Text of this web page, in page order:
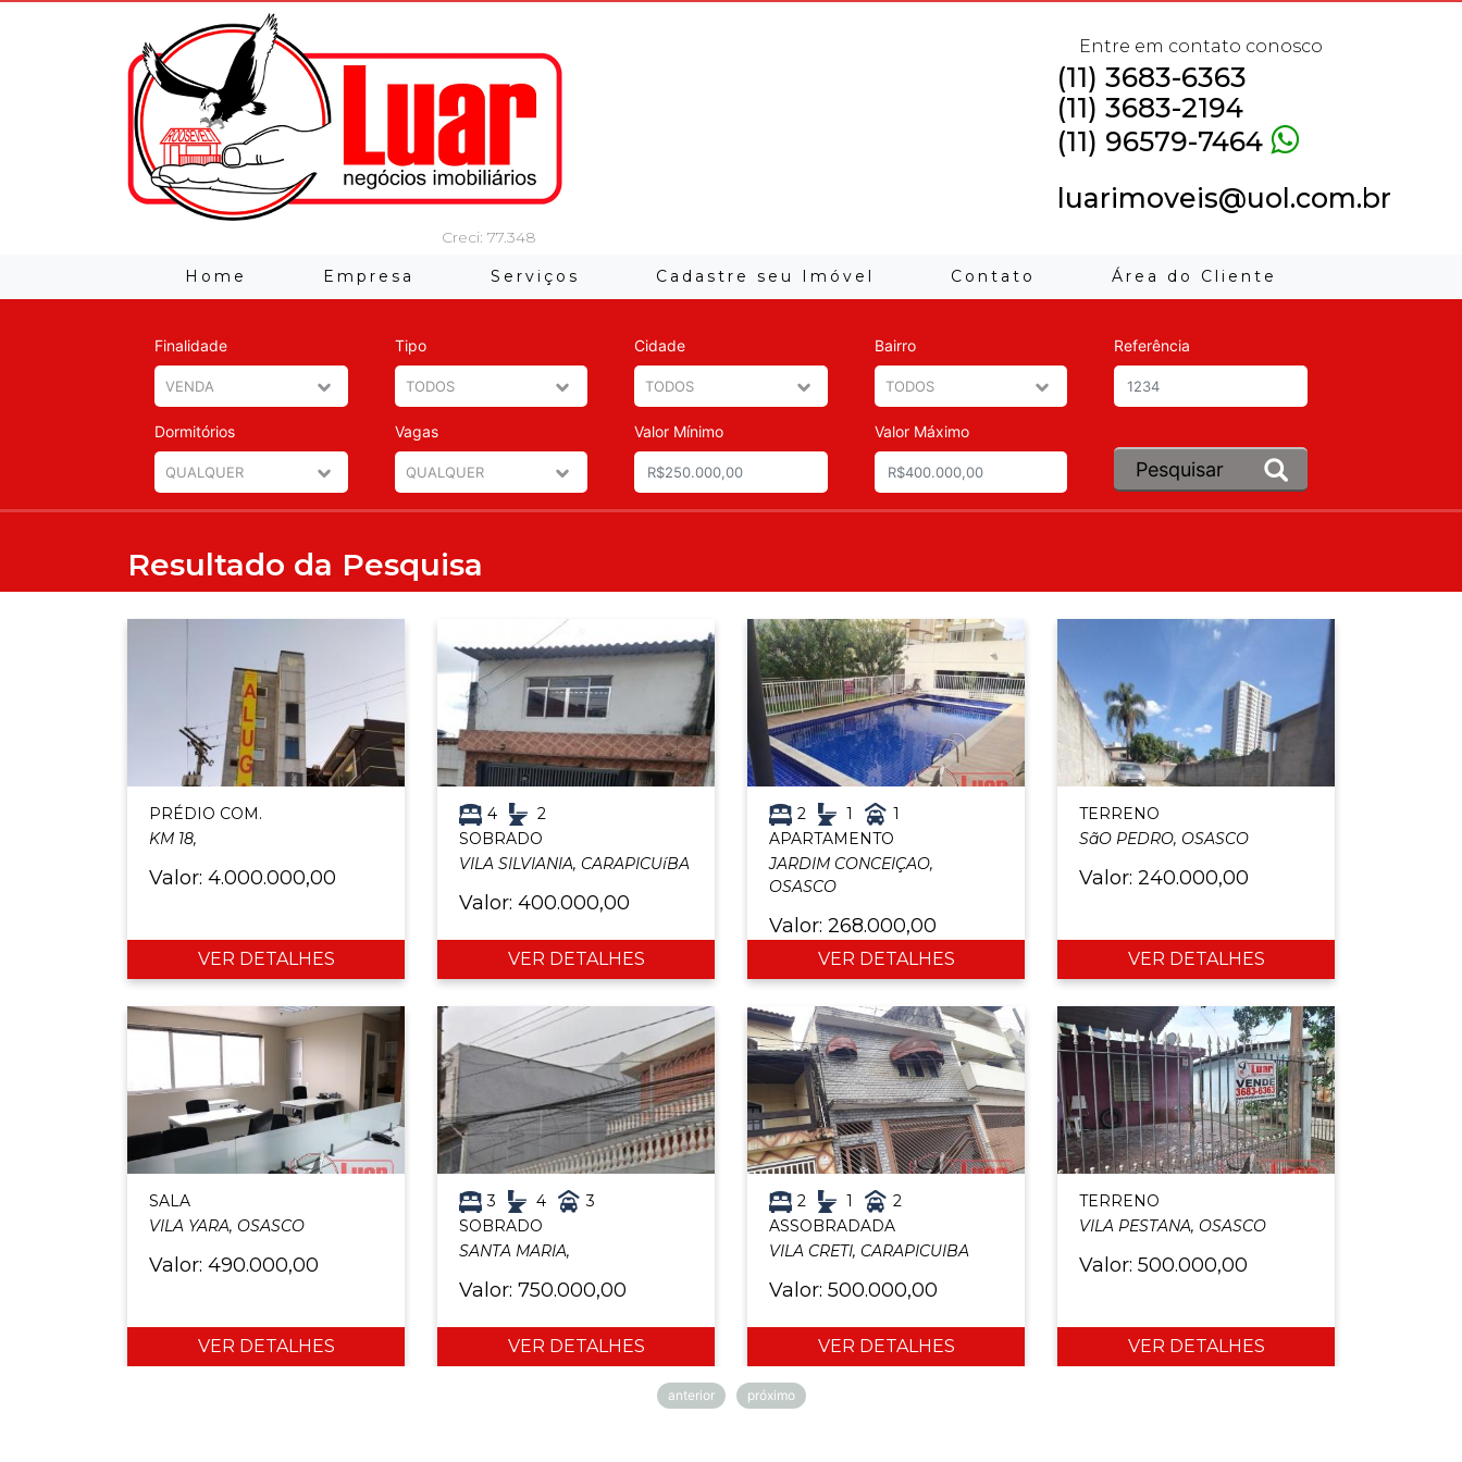
Creci: 77.348
Entre em contato conosco
(11) 3683-6363
(11) 3683-2194
(11) 96579-7464
luarimoveis@uol.com.br
Home Empresa Serviços Cadastre seu Imóvel Contato Área do Cliente
Finalidade Tipo Cidade Bairro Referência
Dormitórios Vagas Valor Mínimo Valor Máximo
Resultado da Pesquisa
PRÉDIO COM.
KM 18,
Valor: 4.000.000,00
VER DETALHES
4
2
SOBRADO
VILA SILVIANIA, CARAPICUíBA
Valor: 400.000,00
VER DETALHES
2 1
1
APARTAMENTO
JARDIM CONCEIÇAO,
OSASCO
Valor: 268.000,00
VER DETALHES
TERRENO
SãO PEDRO, OSASCO
Valor: 240.000,00
VER DETALHES
SALA
VILA YARA, OSASCO
Valor: 490.000,00
VER DETALHES
3 4
3
SOBRADO
SANTA MARIA,
Valor: 750.000,00
VER DETALHES
2 1
2
ASSOBRADADA
VILA CRETI, CARAPICUIBA
Valor: 500.000,00
VER DETALHES
TERRENO
VILA PESTANA, OSASCO
Valor: 500.000,00
VER DETALHES
anterior próximo